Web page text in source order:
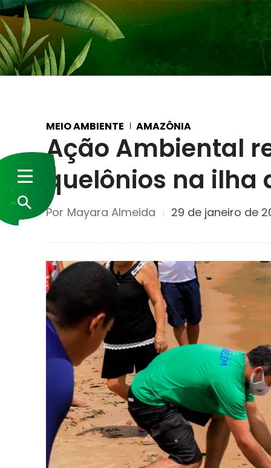
MEIO AMBIENTE AMAZÔNIA
Ação Ambiental
quelônios na ilha
Por Mayara Almeida 29 de janeiro de